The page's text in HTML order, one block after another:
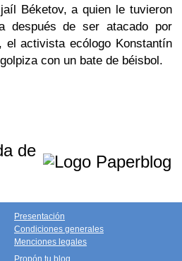
Béketov, a quien le tuvieron
después de ser atacado por
el activista ecólogo Konstantín
con un bate de béisbol.
de
Presentación
Condiciones generales
Menciones legales
Propón tu blog